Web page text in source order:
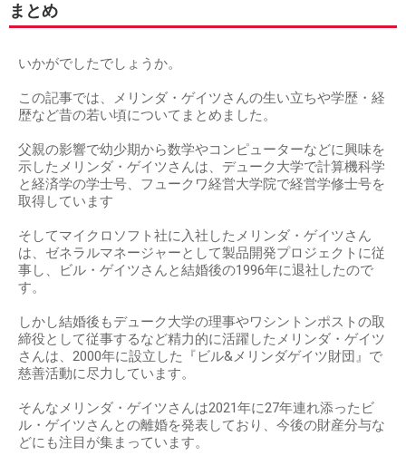
まとめ
いかがでしたでしょうか。
この記事では、メリンダ・ゲイツさんの生い立ちや学歴・経
歴など昔の若い頃についてまとめました。
父親の影響で幼少期から数学やコンピューターなどに興味を
示したメリンダ・ゲイツさんは、デューク大学で計算機科学
と経済学の学士号、フュークワ経営大学院で経営学修士号を
取得しています
そしてマイクロソフト社に入社したメリンダ・ゲイツさん
は、ゼネラルマネージャーとして製品開発プロジェクトに従
事し、ビル・ゲイツさんと結婚後の1996年に退社したので
す。
しかし結婚後もデューク大学の理事やワシントンポストの取
締役として従事するなど精力的に活躍したメリンダ・ゲイツ
さんは、2000年に設立した『ビル&メリンダゲイツ財団』で
慈善活動に尽力しています。
そんなメリンダ・ゲイツさんは2021年に27年連れ添ったビ
ル・ゲイツさんとの離婚を発表しており、今後の財産分与な
どにも注目が集まっています。